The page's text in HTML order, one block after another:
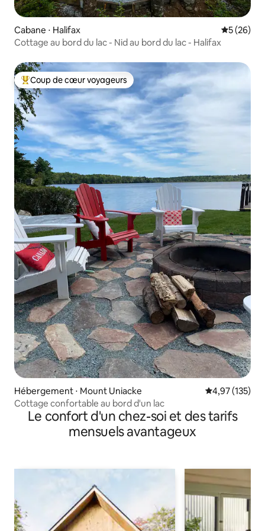
Cabane ⋅ Halifax
5 (26)
Cottage au bord du lac - Nid au bord du lac - Halifax
Coups de cœur voyageurs les plus appréciés
Coup de cœur voyageurs
Hébergement ⋅ Mount Uniacke Évaluation
4,97 (135)
Cottage confortable au bord d'un lac
Le confort d'un chez-soi et des tarifs
mensuels avantageux